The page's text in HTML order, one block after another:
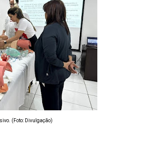
(Foto: Divulgação)